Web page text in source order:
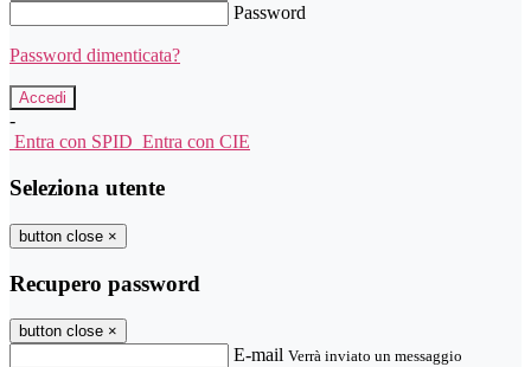
Password
Password dimenticata?
-
Entra con SPID Entra con CIE
Seleziona utente
button close ×
Recupero password
button close ×
E-mail Verrà inviato un messaggio